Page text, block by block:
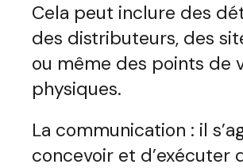
Cela peut inclure des
des distributeurs, des
ou même des points de
physiques.
La communication : il
concevoir et d’exécuter